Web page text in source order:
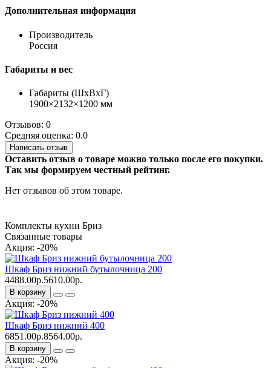
Дополнительная информация
Производитель
Россия
Габариты и вес
Габариты (ШхВхГ)
1900×2132×1200 мм
Отзывов: 0
Средняя оценка: 0.0
Написать отзыв
Оставить отзыв о товаре можно только после его покупки.
Так мы формируем честный рейтинг.
Нет отзывов об этом товаре.
Комплекты кухни Бриз
Связанные товары
Акция: -20%
Шкаф Бриз нижний бутылочница 200
4488.00р.5610.00р.
В корзину
Акция: -20%
Шкаф Бриз нижний 400
6851.00р.8564.00р.
В корзину
Акция: -20%